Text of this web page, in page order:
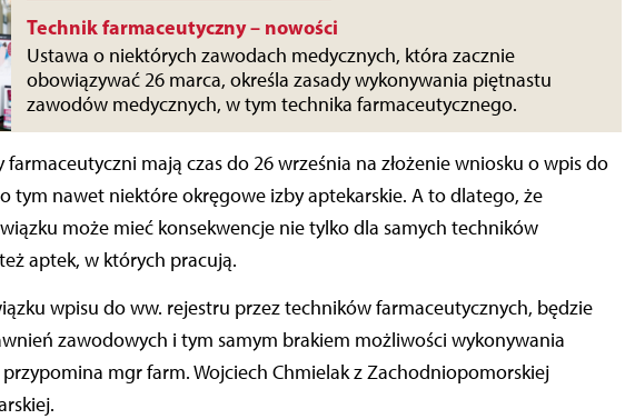
Technik farmaceutyczny – nowości
Ustawa o niektórych zawodach medycznych, która zacznie
obowiązywać 26 marca, określa zasady wykonywania piętnastu
zawodów medycznych, w tym technika farmaceutycznego.
farmaceutyczni mają czas do 26 września na złożenie wniosku o wpis do
tym nawet niektóre okręgowe izby aptekarskie. A to dlatego, że
może mieć konsekwencje nie tylko dla samych techników
aptek, w których pracują.
wpisu do ww. rejestru przez techników farmaceutycznych, będzie
zawodowych i tym samym brakiem możliwości wykonywania
mgr farm. Wojciech Chmielak z Zachodniopomorskiej